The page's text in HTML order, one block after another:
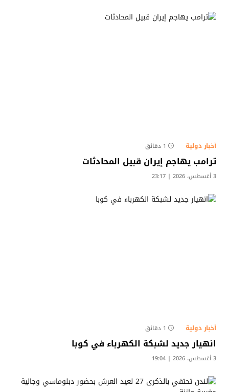
أخبار دولية 1 دقائق
ترامب يهاجم إيران قبيل المحادثات
3 أغسطس، 2026 | 23:17
أخبار دولية 1 دقائق
انهيار جديد لشبكة الكهرباء في كوبا
3 أغسطس، 2026 | 19:04